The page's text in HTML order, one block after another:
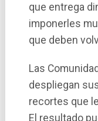
que entrega
imponerles
que deben
Las
despliegan
recortes que
El resultado